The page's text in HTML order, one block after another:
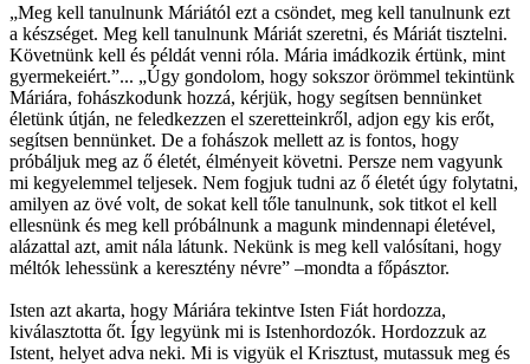
„Meg kell tanulnunk Máriától ezt a csöndet, meg kell tanulnunk ezt
a készséget. Meg kell tanulnunk Máriát szeretni, és Máriát tisztelni.
Követnünk kell és példát venni róla. Mária imádkozik értünk, mint
gyermekeiért.”... „Úgy gondolom, hogy sokszor örömmel tekintünk
Máriára, fohászkodunk hozzá, kérjük, hogy segítsen bennünket
életünk útján, ne feledkezzen el szeretteinkről, adjon egy kis erőt,
segítsen bennünket. De a fohászok mellett az is fontos, hogy
próbáljuk meg az ő életét, élményeit követni. Persze nem vagyunk
mi kegyelemmel teljesek. Nem fogjuk tudni az ő életét úgy folytatni,
amilyen az övé volt, de sokat kell tőle tanulnunk, sok titkot el kell
ellesnünk és meg kell próbálnunk a magunk mindennapi életével,
alázattal azt, amit nála látunk. Nekünk is meg kell valósítani, hogy
méltók lehessünk a keresztény névre” –mondta a főpásztor.
Isten azt akarta, hogy Máriára tekintve Isten Fiát hordozza,
kiválasztotta őt. Így legyünk mi is Istenhordozók. Hordozzuk az
Istent, helyet adva neki. Mi is vigyük el Krisztust, mutassuk meg és